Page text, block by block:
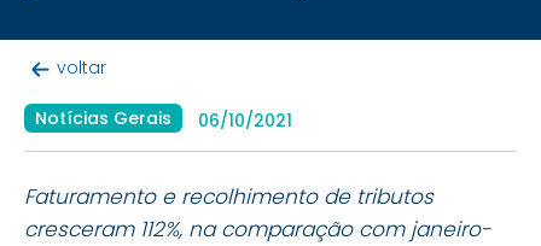
voltar
Notícias Gerais 06/10/2021
Faturamento e recolhimento de tributos
cresceram 112%, na comparação com janeiro-